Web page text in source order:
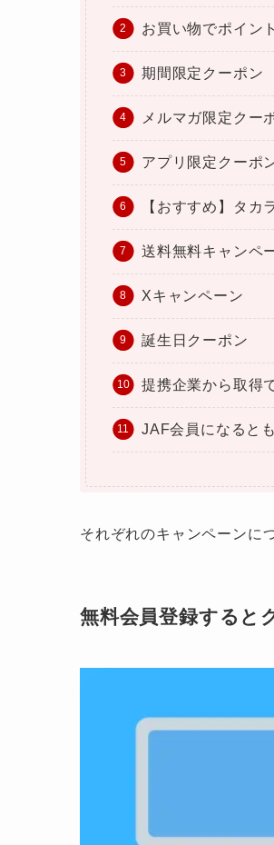
お買い物でポイン
期間限定クーポン
メルマガ限定クー
アプリ限定クーポ
【おすすめ】タカ
送料無料キャンペ
Xキャンペーン
誕生日クーポン
提携企業から取得
JAF会員になると
それぞれのキャンペーンに
無料会員登録すると